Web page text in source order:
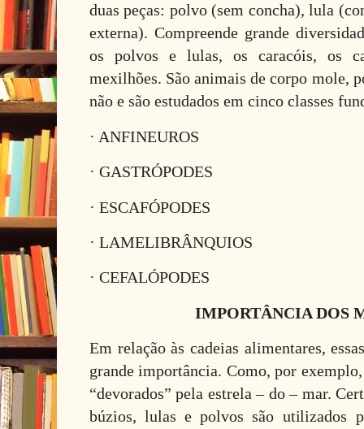
duas peças: polvo (sem concha), lula
externa). Compreende grande
os polvos e lulas, os caracóis, os
mexilhões. São animais de corpo mole,
não e são estudados em cinco classes
· ANFINEUROS
· GASTRÓPODES
· ESCAFÓPODES
· LAMELIBRÂNQUIOS
· CEFALÓPODES
IMPORTÂNCIA DOS
Em relação às cadeias alimentares,
grande importância. Como, por
“devorados” pela estrela – do – mar.
búzios, lulas e polvos são utilizados